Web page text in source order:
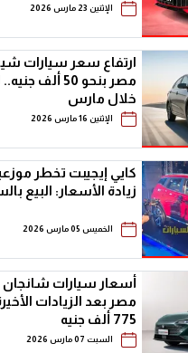
الإثنين 23 مارس 2026
مصر بنحو 50 ألف
خلال مارس
الإثنين 16 مارس 2026
كايي إيجيبت تخطر
زيادة الأسعار: البيع
الخميس 05 مارس 2026
مصر بعد الزيادات
775 ألف جنيه
السبت 07 مارس 2026